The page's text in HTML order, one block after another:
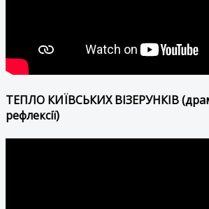
ТЕПЛО КИЇВСЬКИХ ВІЗЕРУНКІВ
рефлексії)